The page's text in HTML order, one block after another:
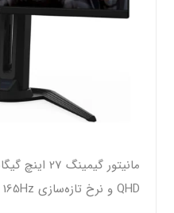
QHD و نرخ تازه‌سازی 165Hz